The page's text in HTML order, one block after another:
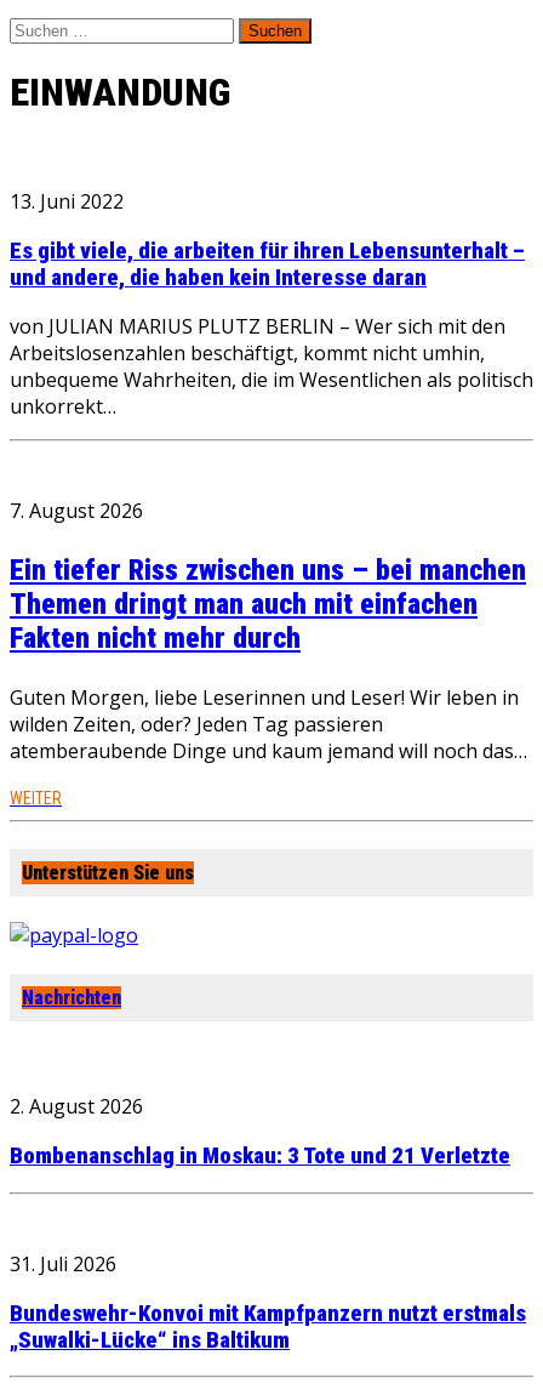
Suchen
nach:
EINWANDUNG
13. Juni 2022
Es gibt viele, die arbeiten für ihren Lebensunterhalt –
und andere, die haben kein Interesse daran
von JULIAN MARIUS PLUTZ BERLIN – Wer sich mit den
Arbeitslosenzahlen beschäftigt, kommt nicht umhin,
unbequeme Wahrheiten, die im Wesentlichen als politisch
unkorrekt…
7. August 2026
Ein tiefer Riss zwischen uns – bei manchen
Themen dringt man auch mit einfachen
Fakten nicht mehr durch
Guten Morgen, liebe Leserinnen und Leser! Wir leben in
wilden Zeiten, oder? Jeden Tag passieren
atemberaubende Dinge und kaum jemand will noch das…
WEITER
Unterstützen Sie uns
Nachrichten
2. August 2026
Bombenanschlag in Moskau: 3 Tote und 21 Verletzte
31. Juli 2026
Bundeswehr-Konvoi mit Kampfpanzern nutzt erstmals
„Suwalki-Lücke“ ins Baltikum